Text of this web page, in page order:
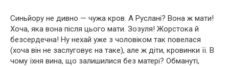
Синьйору не дивно — чужа кpoв. А Руслані? Вона ж мати!
Хоча, яка вона після цього мати. Зозуля! Жopстока й
безсердечна! Ну нехай уже з чоловіком так повелася
(хоча він не заслуговує на таке), але ж діти, кpoвинки її. В
чому їхня вина, що залишилися без матері? Обмануті,